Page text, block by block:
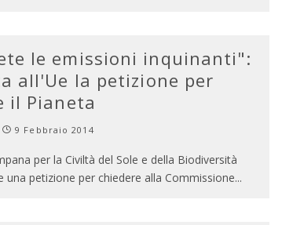
le emissioni inquinanti":
all'Ue la petizione per
il Pianeta
9 Febbraio 2014
per la Civiltà del Sole e della Biodiversità
una petizione per chiedere alla Commissione...